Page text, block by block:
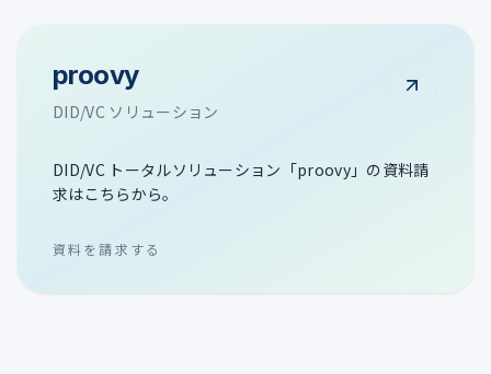
proovy
DID/VC ソリューション
DID/VC トータルソリューション「proovy」の資料請
求はこちらから。
資料を請求する